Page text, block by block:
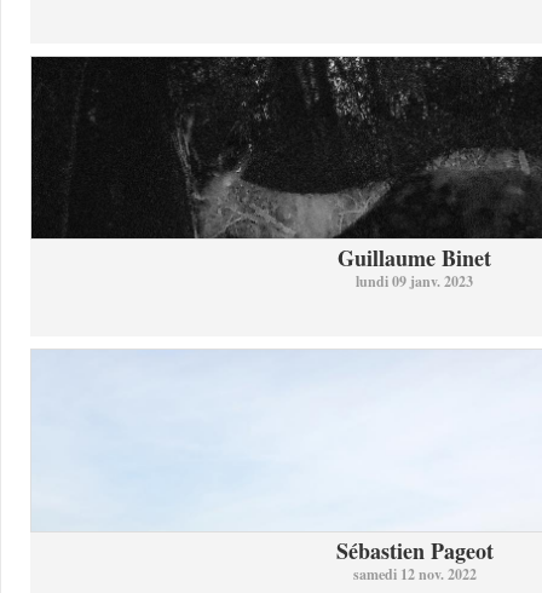
Guillaume Binet
lundi 09 janv. 2023
Sébastien Pageot
samedi 12 nov. 2022